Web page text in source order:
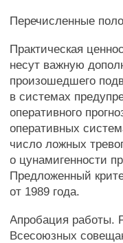
Перечисленные
Практическая
несут важную
произошедшего
в системах
оперативного
оперативных
число ложных
о цунамигенности
Предложенный
от 1989 года.
Апробация работы.
Всесоюзных